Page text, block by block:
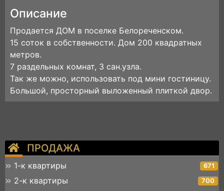
ПРОДАЖА
1-к квартиры 671
2-к квартиры 700
Описание
Продается ДОМ в поселке Белореченском.
15 соток в собственности. Дом 200 квадратных
метров.
7 раздельных комнат, 3 сан.узла.
Так же можно, использовать под мини гостиницу.
Большой, просторный выложенный плиткой двор.